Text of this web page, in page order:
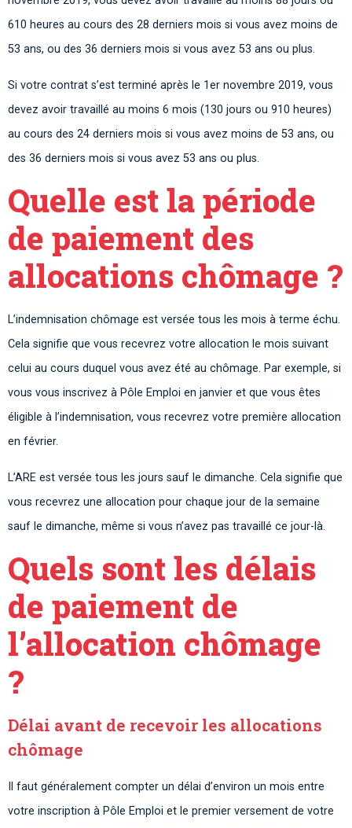
610 heures au cours des 28 derniers mois si vous avez moins de
53 ans, ou des 36 derniers mois si vous avez 53 ans ou plus.
Si votre contrat s’est terminé après le 1er novembre 2019, vous
devez avoir travaillé au moins 6 mois (130 jours ou 910 heures)
au cours des 24 derniers mois si vous avez moins de 53 ans, ou
des 36 derniers mois si vous avez 53 ans ou plus.
Quelle est la période
de paiement des
allocations chômage ?
L’indemnisation chômage est versée tous les mois à terme échu.
Cela signifie que vous recevrez votre allocation le mois suivant
celui au cours duquel vous avez été au chômage. Par exemple, si
vous vous inscrivez à Pôle Emploi en janvier et que vous êtes
éligible à l’indemnisation, vous recevrez votre première allocation
en février.
L’ARE est versée tous les jours sauf le dimanche. Cela signifie que
vous recevrez une allocation pour chaque jour de la semaine
sauf le dimanche, même si vous n’avez pas travaillé ce jour-là.
Quels sont les délais
de paiement de
l’allocation chômage
?
Délai avant de recevoir les allocations
chômage
Il faut généralement compter un délai d’environ un mois entre
votre inscription à Pôle Emploi et le premier versement de votre